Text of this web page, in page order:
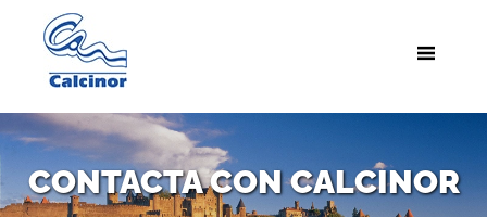
CONTACTA CON CALCINOR